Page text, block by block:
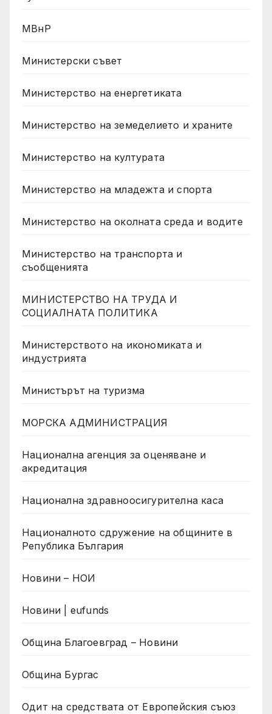
МВнР
Министерски съвет
Министерство на енергетиката
Министерство на земеделието и храните
Министерство на културата
Министерство на младежта и спорта
Министерство на околната среда и водите
Министерство на транспорта и
съобщенията
МИНИСТЕРСТВО НА ТРУДА И
СОЦИАЛНАТА ПОЛИТИКА
Министерството на икономиката и
индустрията
Министърът на туризма
МОРСКА АДМИНИСТРАЦИЯ
Национална агенция за оценяване и
акредитация
Национална здравноосигурителна каса
Националното сдружение на общините в
Република България
Новини – НОИ
Новини | eufunds
Община Благоевград – Новини
Община Бургас
Одит на средствата от Европейския съюз